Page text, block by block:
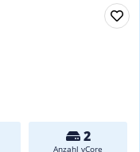
2
Anzahl vCore